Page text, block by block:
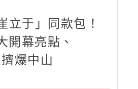
立于」同款包！
開幕亮點、
爆中山